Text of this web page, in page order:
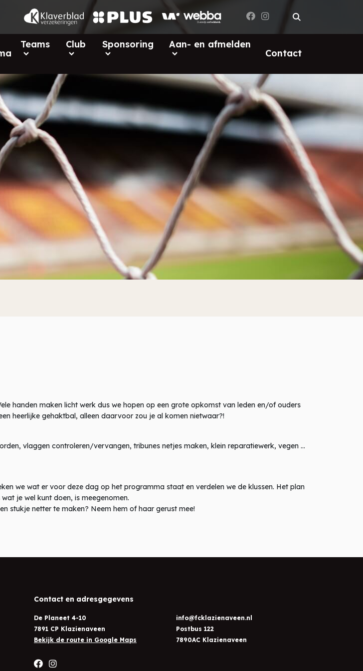
Teams Club Sponsoring Aan- en afmelden
Contact
handen maken licht werk dus we hopen op een grote opkomst van leden en/of ouders
heerlijke gehaktbal, alleen daarvoor zou je al komen nietwaar?!
vlaggen controleren/vervangen, tribunes netjes maken, klein reparatiewerk, vegen …
we wat er voor deze dag op het programma staat en verdelen we de klussen. Het plan
je wel kunt doen, is meegenomen.
stukje netter te maken? Neem hem of haar gerust mee!
Contact en adresgegevens
De Planeet 4-10
7891 CP Klazienaveen
Bekijk de route in Google Maps
info@fcklazienaveen.nl
Postbus 122
7890AC Klazienaveen